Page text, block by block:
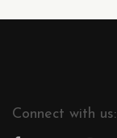
Connect with us: